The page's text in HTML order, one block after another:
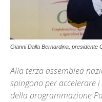
Gianni Dalla Bernardina, presidente
Alla terza assemblea
spingono per accelerare
della programmazione